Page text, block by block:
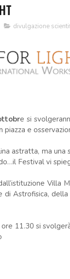
divulgazione
e si
e
astratta, ma
Festival vi
Villa
di Astrofisica,
11.30 si